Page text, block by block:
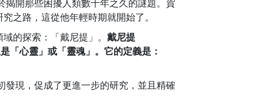
開那些困擾人類數千年之久的謎題。賀
之路，這從他年輕時期就開始了。
的探索：「戴尼提」。戴尼提
心靈」或「靈魂」。它的定義是：
現，促成了更進一步的研究，並且精確